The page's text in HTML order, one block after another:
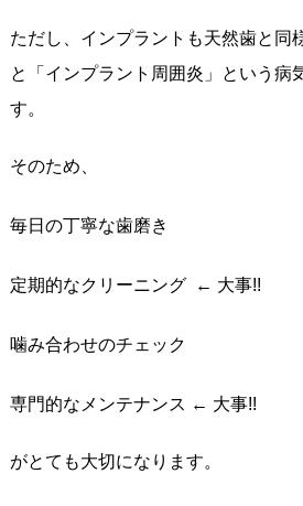
ただし、インプラントも天然歯と同
と「インプラント周囲炎」という病
す。
そのため、
毎日の丁寧な歯磨き
定期的なクリーニング ← 大事!!
噛み合わせのチェック
専門的なメンテナンス ← 大事!!
がとても大切になります。